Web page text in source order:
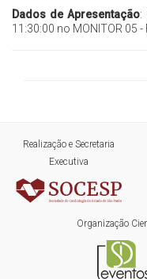
Dados de Apresentação:
11:30:00 no MONITOR 05
Realização e Secretaria
Executiva
Organização